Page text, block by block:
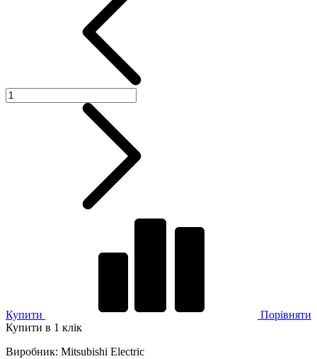
Купити
Порівняти
Купити в 1 клік
Виробник: Mitsubishi Electric